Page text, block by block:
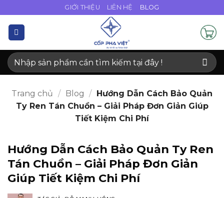
dung
GIỚI THIỆU LIÊN HỆ BLOG
Tìm
kiếm:
Trang chủ / Blog / Hướng Dẫn Cách Bảo Quản
Ty Ren Tán Chuồn – Giải Pháp Đơn Giản Giúp
Tiết Kiệm Chi Phí
Hướng Dẫn Cách Bảo Quản Ty Ren
Tán Chuồn – Giải Pháp Đơn Giản
Giúp Tiết Kiệm Chi Phí